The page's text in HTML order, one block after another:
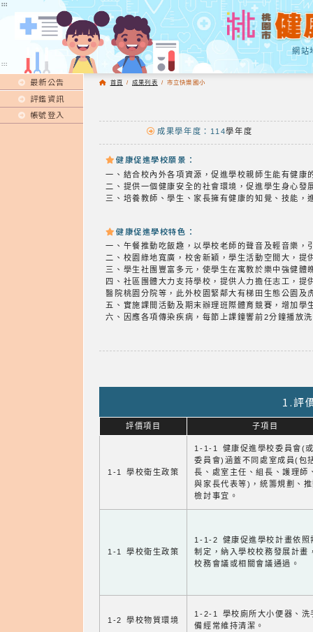
:::
網站
:::
最新公告
評鑑資訊
帳號登入
首頁 / 成果列表 / 市立快樂國小
成果學年度：114學年度
健康促進學校願景：
一、結合校內外各項資源，促進學校親師生能有健康
二、提供一個健康安全的社會環境，促進學生身心
三、培養教師、學生、家長擁有健康的知覺、技能，
健康促進學校特色：
一、午餐推動吃飯趣，以學校老師的聲音及輕音樂，
二、校園綠地寬廣，校舍新穎，學生活動空間大，提
三、學生社團豐富多元，使學生在寓教於樂中強健體
四、社區團體大力支持學校，提供人力擔任志工，
醫院桃園分院等，此外校園緊鄰大有梯田生態公園及
五、實施課間活動及期末辦理班際體育競賽，增加學
六、因應各項傳染疾病，每節上課鐘響前2分鐘播放
1.評
評價項目 子項目
1-1 學校衛生政策
1-1-1 健康促進學校委員會(
委員會)涵蓋不同處室成員(包
長、處室主任、組長、護理師
與家長代表等)，統籌規劃、
檢討事宜。
1-1 學校衛生政策
1-1-2 健康促進學校計畫依照
制定，納入學校校務發展計畫
校務會議或相關會議通過。
1-2 學校物質環境
1-2-1 學校廁所大小便器、洗
備經常維持清潔。
:::